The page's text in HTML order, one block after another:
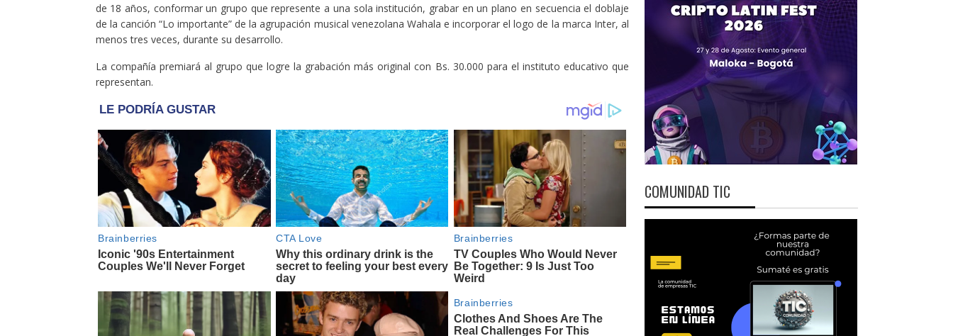
de 18 años, conformar un grupo que represente a una sola institución, grabar en un plano en secuencia el doblaje
de la canción “Lo importante” de la agrupación musical venezolana Wahala e incorporar el logo de la marca Inter, al
menos tres veces, durante su desarrollo.
La compañía premiará al grupo que logre la grabación más original con Bs. 30.000 para el instituto educativo que
representan.
COMUNIDAD TIC